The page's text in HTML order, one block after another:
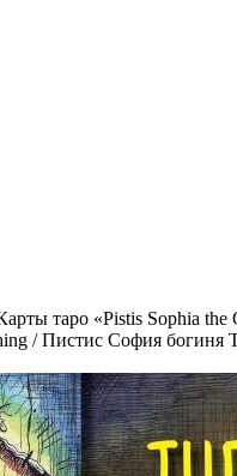
таро «Pistis Sophia the
/ Пистис София богиня